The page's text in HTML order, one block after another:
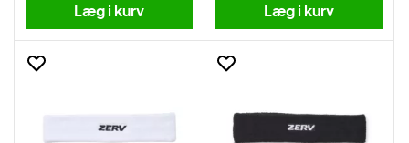
Læg i kurv Læg i kurv